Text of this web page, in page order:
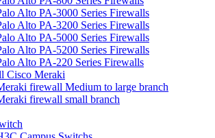
Alto PA-3000 Series Firewalls
Alto PA-3200 Series Firewalls
Alto PA-5000 Series Firewalls
Alto PA-5200 Series Firewalls
Alto PA-220 Series Firewalls
Cisco Meraki
firewall Medium to large branch
firewall small branch